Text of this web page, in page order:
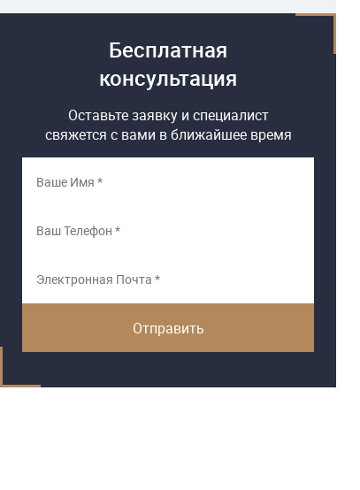
Бесплатная
консультация
Оставьте заявку и специалист
свяжется с вами в ближайшее время